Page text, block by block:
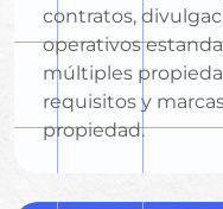
contratos,
operativos
múltiples
requisitos y
propiedad.